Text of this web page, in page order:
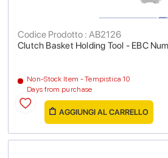
Clutch Basket Holding Tool - EBC
Codice Prodotto : AB2126
Non-Stock Item - Tempistica 10
Days from purchase
AGGIUNGI AL CARRELLO